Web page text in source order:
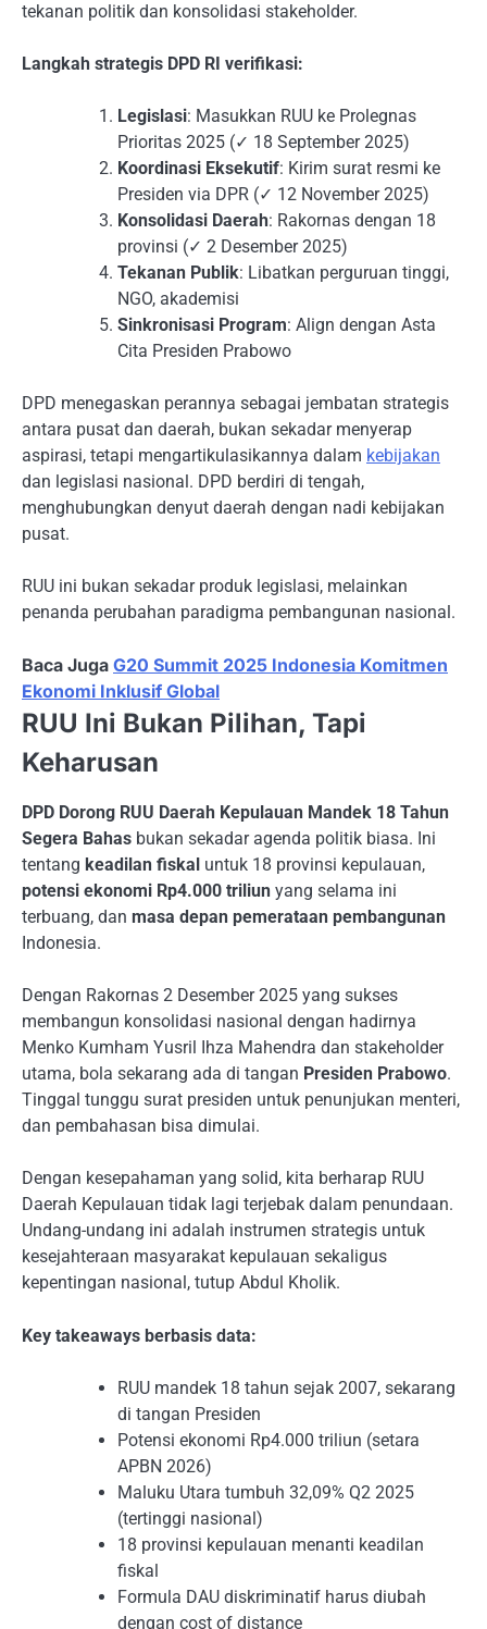
tekanan politik dan konsolidasi stakeholder.
Langkah strategis DPD RI verifikasi:
Legislasi: Masukkan RUU ke Prolegnas
Prioritas 2025 (✓ 18 September 2025)
Koordinasi Eksekutif: Kirim surat resmi ke
Presiden via DPR (✓ 12 November 2025)
Konsolidasi Daerah: Rakornas dengan 18
provinsi (✓ 2 Desember 2025)
Tekanan Publik: Libatkan perguruan tinggi,
NGO, akademisi
Sinkronisasi Program: Align dengan Asta
Cita Presiden Prabowo
DPD menegaskan perannya sebagai jembatan strategis
antara pusat dan daerah, bukan sekadar menyerap
aspirasi, tetapi mengartikulasikannya dalam kebijakan
dan legislasi nasional. DPD berdiri di tengah,
menghubungkan denyut daerah dengan nadi kebijakan
pusat.
RUU ini bukan sekadar produk legislasi, melainkan
penanda perubahan paradigma pembangunan nasional.
Baca Juga G20 Summit 2025 Indonesia Komitmen
Ekonomi Inklusif Global
RUU Ini Bukan Pilihan, Tapi
Keharusan
DPD Dorong RUU Daerah Kepulauan Mandek 18 Tahun
Segera Bahas bukan sekadar agenda politik biasa. Ini
tentang keadilan fiskal untuk 18 provinsi kepulauan,
potensi ekonomi Rp4.000 triliun yang selama ini
terbuang, dan masa depan pemerataan pembangunan
Indonesia.
Dengan Rakornas 2 Desember 2025 yang sukses
membangun konsolidasi nasional dengan hadirnya
Menko Kumham Yusril Ihza Mahendra dan stakeholder
utama, bola sekarang ada di tangan Presiden Prabowo.
Tinggal tunggu surat presiden untuk penunjukan menteri,
dan pembahasan bisa dimulai.
Dengan kesepahaman yang solid, kita berharap RUU
Daerah Kepulauan tidak lagi terjebak dalam penundaan.
Undang-undang ini adalah instrumen strategis untuk
kesejahteraan masyarakat kepulauan sekaligus
kepentingan nasional, tutup Abdul Kholik.
Key takeaways berbasis data:
RUU mandek 18 tahun sejak 2007, sekarang
di tangan Presiden
Potensi ekonomi Rp4.000 triliun (setara
APBN 2026)
Maluku Utara tumbuh 32,09% Q2 2025
(tertinggi nasional)
18 provinsi kepulauan menanti keadilan
fiskal
Formula DAU diskriminatif harus diubah
dengan cost of distance